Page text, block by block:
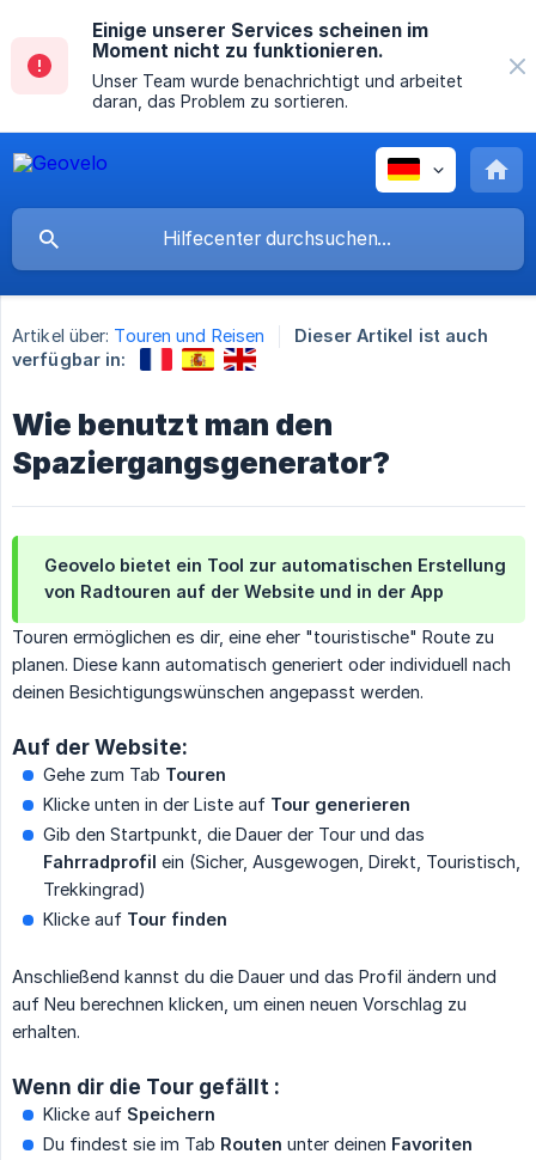
Einige unserer Services scheinen im
Moment nicht zu funktionieren.
Unser Team wurde benachrichtigt und arbeitet
daran, das Problem zu sortieren.
Artikel über: Touren und Reisen
Dieser Artikel ist auch
verfügbar in:
Wie benutzt man den
Spaziergangsgenerator?
Geovelo bietet ein Tool zur automatischen Erstellung
von Radtouren auf der Website und in der App
Touren ermöglichen es dir, eine eher "touristische" Route zu
planen. Diese kann automatisch generiert oder individuell nach
deinen Besichtigungswünschen angepasst werden.
Auf der Website:
Gehe zum Tab Touren
Klicke unten in der Liste auf Tour generieren
Gib den Startpunkt, die Dauer der Tour und das
Fahrradprofil ein (Sicher, Ausgewogen, Direkt, Touristisch,
Trekkingrad)
Klicke auf Tour finden
Anschließend kannst du die Dauer und das Profil ändern und
auf Neu berechnen klicken, um einen neuen Vorschlag zu
erhalten.
Wenn dir die Tour gefällt :
Klicke auf Speichern
Du findest sie im Tab Routen unter deinen Favoriten